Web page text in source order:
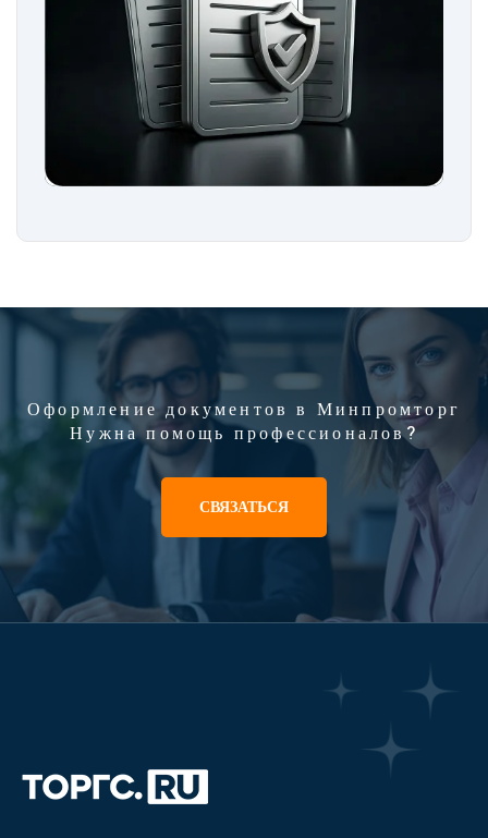
Оформление документов в Минпромторг
Нужна помощь профессионалов?
СВЯЗАТЬСЯ